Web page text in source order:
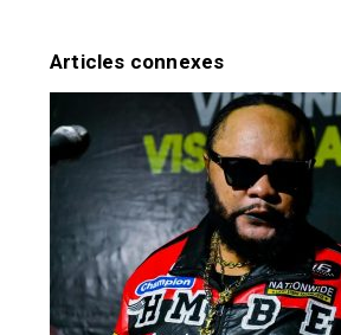
Articles connexes